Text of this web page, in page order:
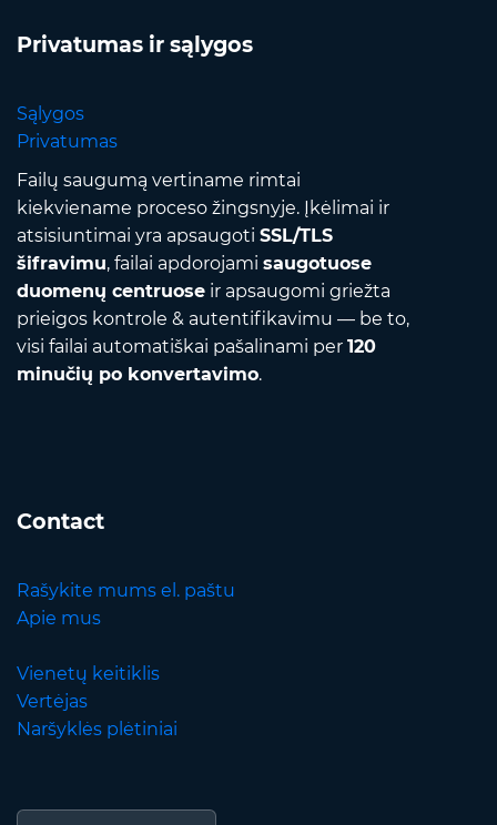
Privatumas ir sąlygos
Sąlygos
Privatumas
Failų saugumą vertiname rimtai
kiekviename proceso žingsnyje. Įkėlimai ir
atsisiuntimai yra apsaugoti SSL/TLS
šifravimu, failai apdorojami saugotuose
duomenų centruose ir apsaugomi griežta
prieigos kontrole & autentifikavimu — be to,
visi failai automatiškai pašalinami per 120
minučių po konvertavimo.
Contact
Rašykite mums el. paštu
Apie mus
Vienetų keitiklis
Vertėjas
Naršyklės plėtiniai